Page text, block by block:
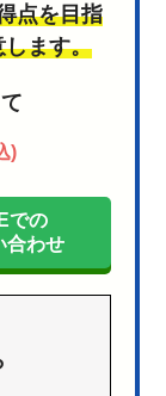
点を目指
します。
)
での
合わせ